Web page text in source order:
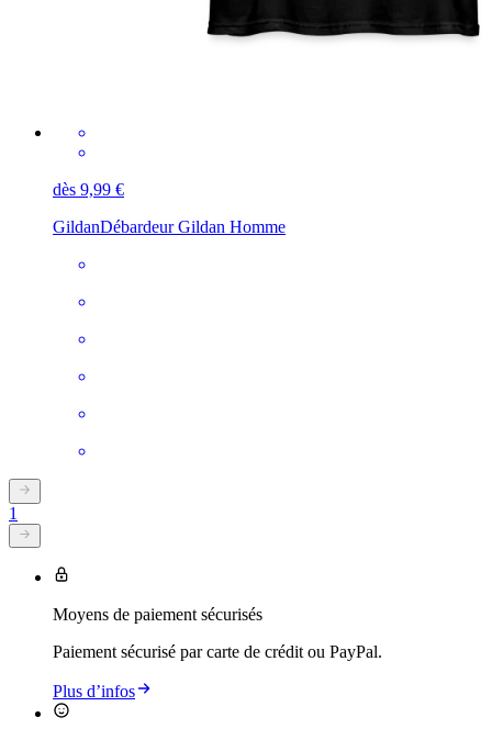
dès 9,99 €
GildanDébardeur Gildan Homme
1
Moyens de paiement sécurisés
Paiement sécurisé par carte de crédit ou PayPal.
Plus d’infos